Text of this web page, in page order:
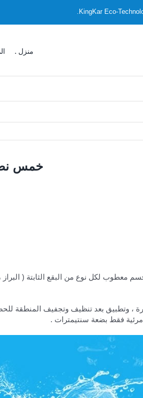
منزل .
خمس
معطوب لكل نوع من البقع الثابتة (
وتطبيق بعد تنظيف وتجفيف المنطقة
فقط بضعة سنتيمترات .